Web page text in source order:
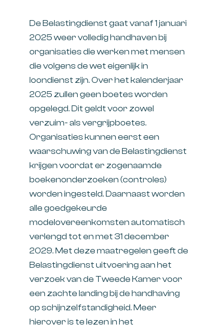
De Belastingdienst gaat vanaf 1 januari
2025 weer volledig handhaven bij
organisaties die werken met mensen
die volgens de wet eigenlijk in
loondienst zijn. Over het kalenderjaar
2025 zullen geen boetes worden
opgelegd. Dit geldt voor zowel
verzuim- als vergrijpboetes.
Organisaties kunnen eerst een
waarschuwing van de Belastingdienst
krijgen voordat er zogenaamde
boekenonderzoeken (controles)
worden ingesteld. Daarnaast worden
alle goedgekeurde
modelovereenkomsten automatisch
verlengd tot en met 31 december
2029. Met deze maatregelen geeft de
Belastingdienst uitvoering aan het
verzoek van de Tweede Kamer voor
een zachte landing bij de handhaving
op schijnzelfstandigheid. Meer
hierover is te lezen in het